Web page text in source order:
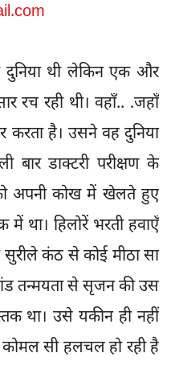
थी लेकिन एक और
रच रही थी। वहाँ.. .जहाँ
है। उसने वह दुनिया
डाक्टरी परीक्षण के
अपनी कोख में खेलते हुए
में था। हिलोरें भरती हवाएँ
कंठ से कोई मीठा सा
तन्मयता से सृजन की उस
था। उसे यकीन ही नहीं
सी हलचल हो रही है